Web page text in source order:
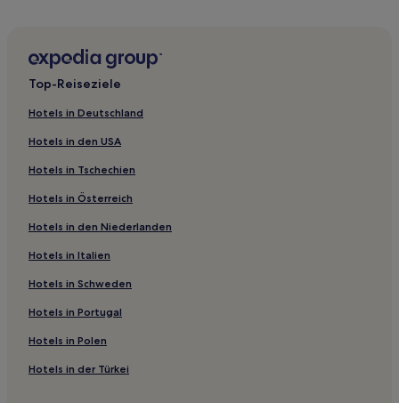
Hotels mit Parkplatz in El Ocotal
Strand in El Ocotal
Hotels mit Wellnessbereich in El Ocotal
El Ocotal Hotels
Playa Panamá Hotels
Matapala Hotels
Hotels mit Pool in Las Catalinas
Las Catalinas Hotels
Hotels mit Pool in Sardinal
Hotels mit Parkplatz in Sardinal
Top-Reiseziele
Hotels in Deutschland
Hotels in den USA
Hotels in Tschechien
Hotels in Österreich
Hotels in den Niederlanden
Hotels in Italien
Hotels in Schweden
Hotels in Portugal
Hotels in Polen
Hotels in der Türkei